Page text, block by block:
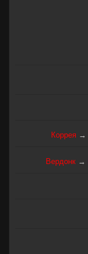
Коррея →
Вердонк →